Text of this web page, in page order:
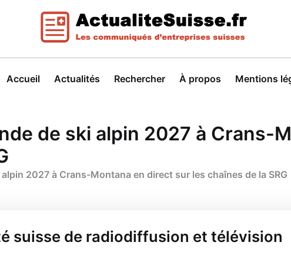
Accueil Actualités Rechercher À propos Mentions
de ski alpin 2027 à Crans-
2027 à Crans-Montana en direct sur les chaînes de la SRG
suisse de radiodiffusion et télévision